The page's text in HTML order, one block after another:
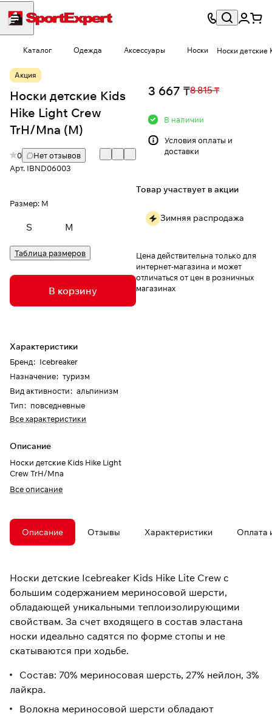
Каталог Одежда Аксессуары Носки Носки
Акция
Носки детские Kids
Hike Light Crew
TrH/Mna (M)
0
Нет отзывов
Арт. IBND06003
Размер: M
S M
Таблица размеров
В корзину
Характеристики
Бренд: Icebreaker
Назначение: туризм
Вид активности: альпинизм
Тип: повседневные
Все характеристики
Описание
Носки детские Kids Hike Light
Crew TrH/Mna
Все описание
3 667 ₸8 815 ₸
В наличии
Условия оплаты и
доставки
Товар участвует в акции
Зимняя распродажа
Цена действительна только для
интернет-магазина и может
отличаться от цен в розничных
магазинах
Описание Отзывы Характеристики Оплата
Носки детские Icebreaker Kids Hike Lite Crew с
большим содержанием мериносовой шерсти,
обладающей уникальными теплоизолирующими
свойствам. За счет входящего в состав эластана
носки идеально садятся по форме стопы и не
скатываются при ходьбе.
Состав: 70% мериносовая шерсть, 27% нейлон, 3%
лайкра.
Волокна мериносовой шерсти обладают